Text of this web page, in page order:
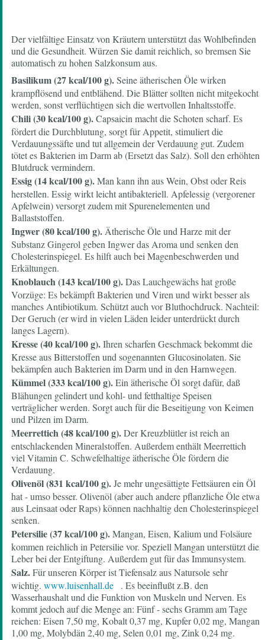
Der vielfältige Einsatz von Kräutern unterstützt das Wohlbefinden
und die Gesundheit. Würzen Sie damit reichlich, so bremsen Sie
automatisch zu hohen Salzkonsum aus.
Basilikum (27 kcal/100 g).Seine ätherischen Öle wirken
krampflösend und entblähend. Die Blätter sollten nicht mitgekocht
werden, sonst verflüchtigen sich die wertvollen Inhaltsstoffe.
Chili (30 kcal/100 g).Capsaicin macht die Schoten scharf. Es
fördert die Durchblutung, sorgt für Appetit, stimuliert die
Verdauungssäfte und tut allgemein der Verdauung gut. Zudem
tötet es Bakterien im Darm ab (Ersetzt das Salz). Soll den erhöhten
Blutdruck vermindern.
Essig (14 kcal/100 g).Man kann ihn aus Wein, Obst oder Reis
herstellen. Essig wirkt leicht antibakteriell. Apfelessig (vergorener
Apfelwein) versorgt zudem mit Spurenelementen und
Ballaststoffen.
Ingwer (80 kcal/100 g).Ätherische Öle und Harze mit der
Substanz Gingerol geben Ingwer das Aroma und senken den
Cholesterinspiegel. Es hilft auch bei Magenbeschwerden und
Erkältungen.
Knoblauch (143 kcal/100 g).Das Lauchgewächs hat große
Vorzüge: Es bekämpft Bakterien und Viren und wirkt besser als
manches Antibiotikum. Schützt auch vor Bluthochdruck. Nachteil:
Der Geruch (er wird in vielen Läden leider unterdrückt durch
langes Lagern).
Kresse (40 kcal/100 g).Ihren scharfen Geschmack bekommt die
Kresse aus Bitterstoffen und sogenannten Glucosinolaten. Sie
bekämpfen auch Bakterien im Darm und in den Harnwegen.
Kümmel (333 kcal/100 g).Ein ätherische Öl sorgt dafür, daß
Blähungen gelindert und kohl- und fetthaltige Speisen
verträglicher werden. Sorgt auch für die Beseitigung von Keimen
und Pilzen im Darm.
Meerrettich (48 kcal/100 g).Der Kreuzblütler ist reich an
entschlackenden Mineralstoffen. Außerdem enthält Meerrettich
viel Vitamin C. Schwefelhaltige ätherische Öle fördern die
Verdauung.
Olivenöl (831 kcal/100 g).Je mehr ungesättigte Fettsäuren ein Öl
hat - umso besser. Olivenöl (aber auch andere pflanzliche Öle etwa
aus Leinsaat oder Raps) können nachhaltig den Cholesterinspiegel
senken.
Petersilie (37 kcal/100 g).Mangan, Eisen, Kalium und Folsäure
kommen reichlich in Petersilie vor. Speziell Mangan unterstützt die
Leber bei der Entgiftung. Außerdem gut für das Immunsystem.
Salz.Für unseren Körper ist Tiefensalz aus Natursole sehr
wichtig. www.luisenhall.de
. Es beeinflußt z.B. den
Wasserhaushalt und die Funktion von Muskeln und Nerven. Es
kommt jedoch auf die Menge an: Fünf - sechs Gramm am Tage
reichen: Eisen 7,50 mg, Kobalt 0,37 mg, Kupfer 0,02 mg, Mangan
1,00 mg, Molybdän 2,40 mg, Selen 0,01 mg, Zink 0,24 mg.